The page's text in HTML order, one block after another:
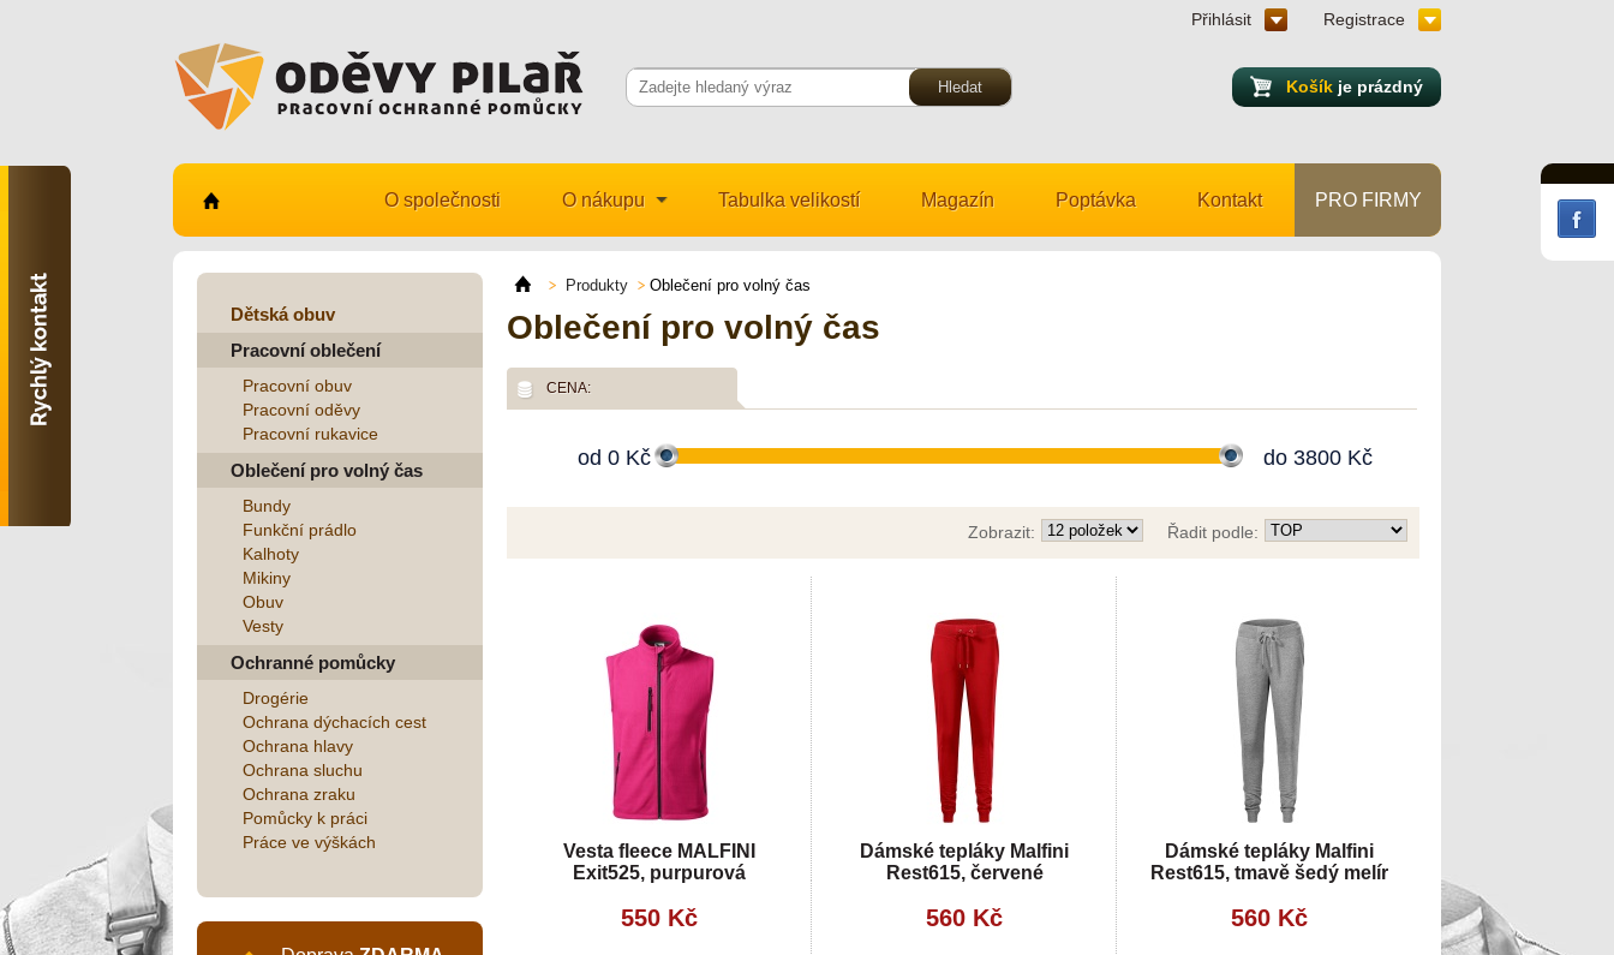
Košík je prázdný
Přihlásit Registrace
O společnosti O nákupu Tabulka velikostí Magazín Poptávka Kontakt PRO FIRMY
Dětská obuv
Pracovní oblečení
Pracovní obuv
Pracovní oděvy
Pracovní rukavice
Oblečení pro volný čas
Bundy
Funkční prádlo
Kalhoty
Mikiny
Obuv
Vesty
Ochranné pomůcky
Drogérie
Ochrana dýchacích cest
Ochrana hlavy
Ochrana sluchu
Ochrana zraku
Pomůcky k práci
Práce ve výškách
Produkty Oblečení pro volný čas
Oblečení pro volný čas
CENA:
od 0 Kč do 3800 Kč
Řadit podle:
Zobrazit:
Vesta fleece MALFINI
Exit525, purpurová
550 Kč
Dámské tepláky Malfini
Rest615, červené
560 Kč
Dámské tepláky Malfini
Rest615, tmavě šedý melír
560 Kč
Kontaktujte nás
info@odevy-pilar.cz